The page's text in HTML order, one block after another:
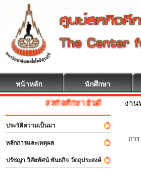
หน้าหลัก นักศึกษา
สหกิจศึกษา ยินดีต้อนรับ
ประวัติความเป็นมา
หลักการและเหตุผล
ปรัชญา วิสัยทัศน์ พันธกิจ วัตถุประสงค์
งา
กา